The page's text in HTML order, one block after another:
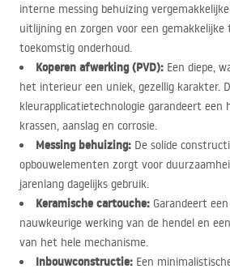
interne messing behuizing
uitlijning en zorgen voor een gemakkelijke
toekomstig onderhoud.
Koperen afwerking (PVD): Een diepe,
het interieur een uniek, gezellig karakter.
kleurapplicatietechnologie garandeert een
krassen, aanslag en corrosie.
Messing behuizing: De solide
opbouwelementen zorgt voor
jarenlang dagelijks gebruik.
Keramische cartouche: Garandeert
nauwkeurige werking van de hendel en
van het hele mechanisme.
Inbouwconstructie: Een